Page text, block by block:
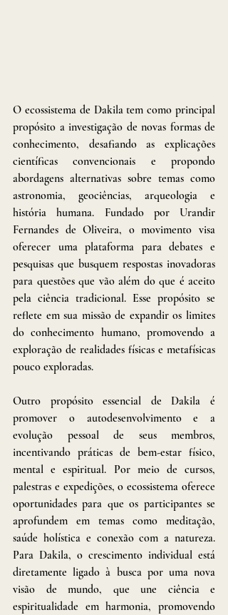
O ecossistema de Dakila tem como principal
propósito a investigação de novas formas de
conhecimento, desafiando as explicações
científicas convencionais e propondo
abordagens alternativas sobre temas como
astronomia, geociências, arqueologia e
história humana. Fundado por Urandir
Fernandes de Oliveira, o movimento visa
oferecer uma plataforma para debates e
pesquisas que busquem respostas inovadoras
para questões que vão além do que é aceito
pela ciência tradicional. Esse propósito se
reflete em sua missão de expandir os limites
do conhecimento humano, promovendo a
exploração de realidades físicas e metafísicas
pouco exploradas.
Outro propósito essencial de Dakila é
promover o autodesenvolvimento e a
evolução pessoal de seus membros,
incentivando práticas de bem-estar físico,
mental e espiritual. Por meio de cursos,
palestras e expedições, o ecossistema oferece
oportunidades para que os participantes se
aprofundem em temas como meditação,
saúde holística e conexão com a natureza.
Para Dakila, o crescimento individual está
diretamente ligado à busca por uma nova
visão de mundo, que une ciência e
espiritualidade em harmonia, promovendo